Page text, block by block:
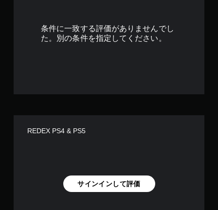
条件に一致する評価がありませんでし
た。別の条件を指定してください。
REDEX PS4 & PS5
サインインして評価